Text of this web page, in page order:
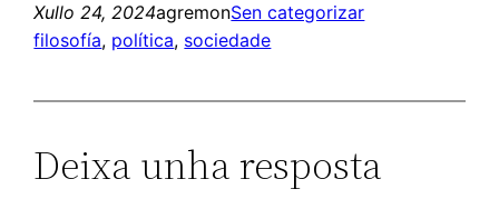
Xullo 24, 2024agremonSen categorizar
filosofía, política, sociedade
Deixa unha resposta